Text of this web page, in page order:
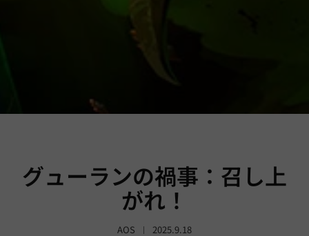
グューランの禍事：召し上
がれ！
AOS 2025.9.18